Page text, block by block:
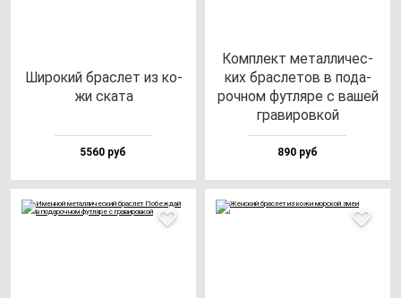
Широ­кий брас­лет из ко­
жи ска­та
5560 руб
Ком­плект ме­тал­ли­чес­
ких брас­ле­тов в по­да­
роч­ном фут­ля­ре с ва­шей
гра­ви­ров­кой
890 руб